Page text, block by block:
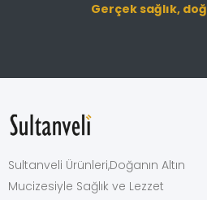
Gerçek sağlık,
Sultanveli Ürünleri,Doğanın Altın
Mucizesiyle Sağlık ve Lezzet